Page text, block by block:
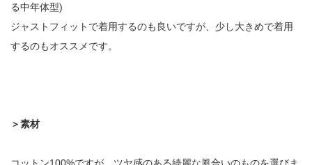
る中年体型)
ジャストフィットで着用するのも良いですが、少し大きめで着用
するのもオススメです。
＞素材
コットン100%ですが、ツヤ感のある綺麗な風合いのものを選びま